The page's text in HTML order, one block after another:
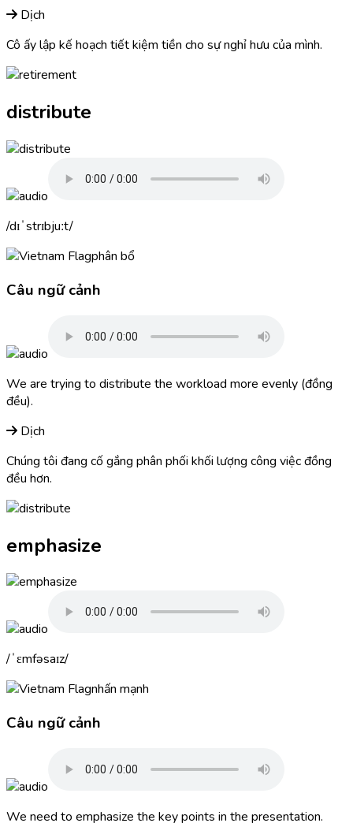
Dịch
Cô ấy lập kế hoạch tiết kiệm tiền cho sự nghỉ hưu của mình.
distribute
dɪˈstrɪbjuːt
phân bổ
Câu ngữ cảnh
We are trying to distribute the workload more evenly (đồng
đều).
Dịch
Chúng tôi đang cố gắng phân phối khối lượng công việc đồng
đều hơn.
emphasize
ˈɛmfəsaɪz
nhấn mạnh
Câu ngữ cảnh
We need to emphasize the key points in the presentation.